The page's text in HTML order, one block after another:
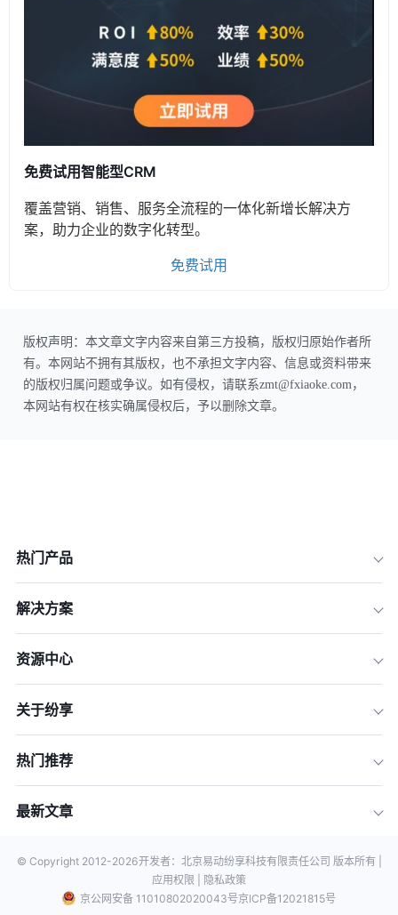
免费试用智能型CRM
覆盖营销、销售、服务全流程的一体化新增长解决方
案，助力企业的数字化转型。
免费试用
版权声明：本文章文字内容来自第三方投稿，版权归原始作者所
有。本网站不拥有其版权，也不承担文字内容、信息或资料带来
的版权归属问题或争议。如有侵权，请联系zmt@fxiaoke.com，
本网站有权在核实确属侵权后，予以删除文章。
热门产品
解决方案
资源中心
关于纷享
热门推荐
最新文章
© Copyright 2012-2026开发者：北京易动纷享科技有限责任公司 版本所有 |
应用权限 |
隐私政策
京公网安备 11010802020043号京ICP备12021815号